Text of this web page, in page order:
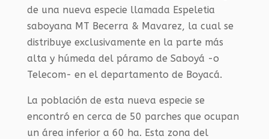
de una nueva especie llamada Espeletia
saboyana MT Becerra & Mavarez, la cual se
distribuye exclusivamente en la parte más
alta y húmeda del páramo de Saboyá -o
Telecom- en el departamento de Boyacá.
La población de esta nueva especie se
encontró en cerca de 50 parches que ocupan
un área inferior a 60 ha. Esta zona del